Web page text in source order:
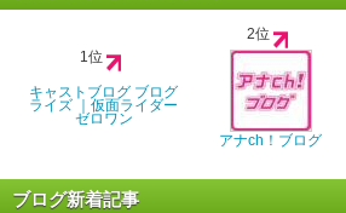
1位
キャストブログ ブログ
ライズ ｜仮面ライダー
ゼロワン
2位
アナch！ブログ
ブログ新着記事